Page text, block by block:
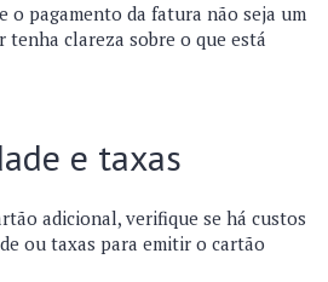
o pagamento da fatura não seja um
clareza sobre o que está
e taxas
adicional, verifique se há custos
ou taxas para emitir o cartão